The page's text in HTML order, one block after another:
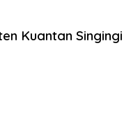
Kuantan Singingi